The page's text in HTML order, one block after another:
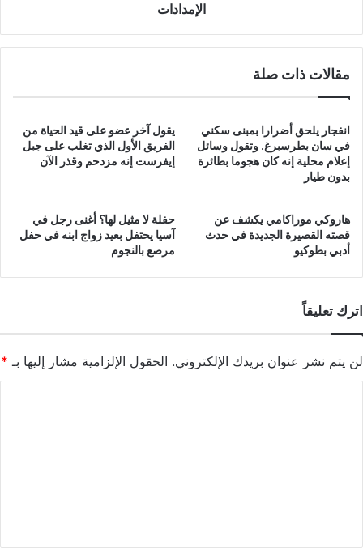
الإمدادات
مقالات ذات صلة
انفجار يلحق أضرارا بمبنى سكني
في سان بطرسبرغ. وتقول وسائل
إعلام محلية إنه كان هجوما بطائرة
بدون طيار
يقول آخر عضو على قيد الحياة من
الفريق الأول الذي تغلب على جبل
إيفرست إنه مزدحم وقذر الآن
هاروكي موراكامي يكشف عن
قصته القصيرة الجديدة في حدث
أدبي بطوكيو
حفلة لا مثيل لها؟ أغنى رجل في
آسيا يحتفل بعيد زواج ابنه في حفل
مرصع بالنجوم
اترك تعليقاً
لن يتم نشر عنوان بريدك الإلكتروني. الحقول الإلزامية مشار إليها بـ *